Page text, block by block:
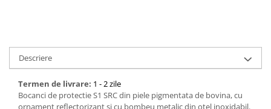
Descriere
Termen de livrare: 1 - 2 zile
Bocanci de protectie S1 SRC din piele pigmentata de bovina, cu